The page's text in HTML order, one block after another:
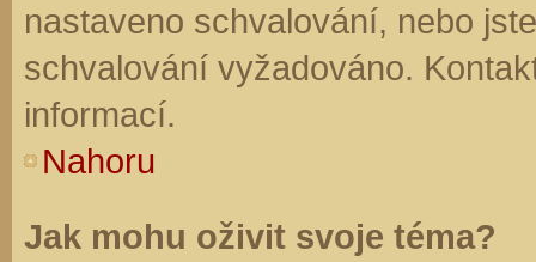
nastaveno schvalování, nebo
schvalování vyžadováno.
informací.
Nahoru
Jak mohu oživit svoje téma?